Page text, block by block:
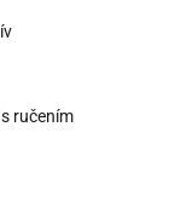
ručením